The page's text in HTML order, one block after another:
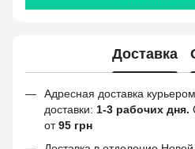
Доставка
Адресная доставка
доставки: 1-3 рабочих дня.
от95 грн